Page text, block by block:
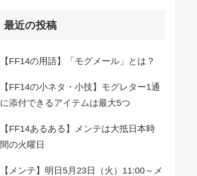
最近の投稿
【FF14の用語】「モグメール」とは？
【FF14の小ネタ・小技】モグレター1通
に添付できるアイテムは最大5つ
【FF14あるある】メンテは大抵日本時
間の火曜日
【メンテ】明日5月23日（火）11:00～メ